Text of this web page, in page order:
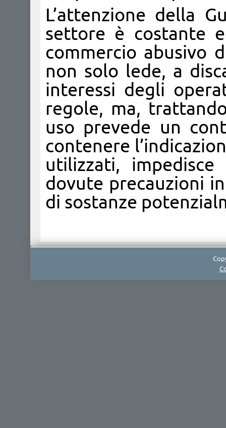
L’attenzione della
settore è costante
commercio abusivo
non solo lede, a
interessi degli
regole, ma,
uso prevede un
contenere
utilizzati,
dovute precauzioni
di sostanze